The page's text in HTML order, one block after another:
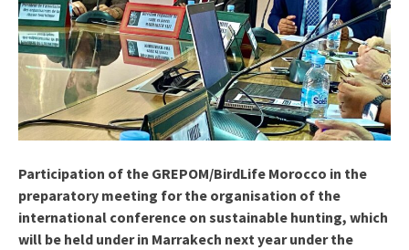
Participation of the GREPOM/BirdLife Morocco in the
preparatory meeting for the organisation of the
international conference on sustainable hunting, which
will be held under in Marrakech next year under the